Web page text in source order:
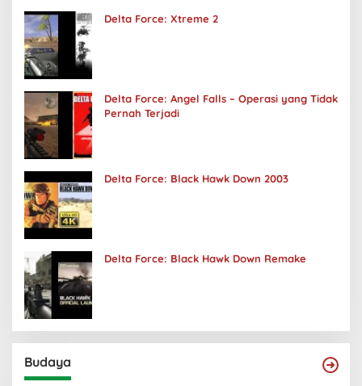
Delta Force: Xtreme 2
Delta Force: Angel Falls – Operasi yang Tidak
Pernah Terjadi
Delta Force: Black Hawk Down 2003
Delta Force: Black Hawk Down Remake
Budaya